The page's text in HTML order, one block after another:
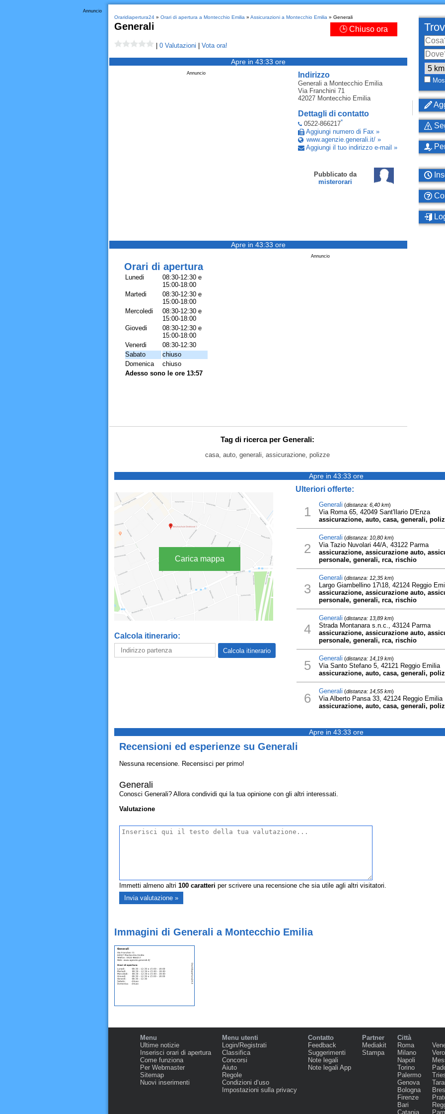
Annuncio
Oraridiapertura24» Orari di apertura a Montecchio Emilia » Assicurazioni a Montecchio Emilia » Generali
Generali 🕒 Chiuso ora
0 Valutazioni Vota ora!
Apre in 43:33 ore
Indirizzo
Generali a Montecchio Emilia
Via Franchini 71
42027 Montecchio Emilia
Dettagli di contatto
0522-866217*
Aggiungi numero di Fax »
www.agenzie.generali.it/ »
Aggiungi il tuo indirizzo e-mail »
Pubblicato da
misterorari
Annuncio
Apre in 43:33 ore
Annuncio
Orari di apertura
Lunedi
08:30-12:30 e
15:00-18:00
Martedi
08:30-12:30 e
15:00-18:00
Mercoledi
08:30-12:30 e
15:00-18:00
Giovedi
08:30-12:30 e
15:00-18:00
Venerdi
08:30-12:30
Sabato
chiuso
Domenica
chiuso
Adesso sono le ore 13:57
Tag di ricerca per Generali:
casa, auto, generali, assicurazione, polizze
Apre in 43:33 ore
Carica mappa
Calcola itinerario:
Ulteriori offerte:
1 Generali (distanza: 6,40 km)
Via Roma 65, 42049 Sant'Ilario D'Enza
assicurazione, auto, casa, generali,
2
Generali (distanza: 10,80 km)
Via Tazio Nuvolari 44/A, 43122 Parma
assicurazione, assicurazione auto,
personale, generali, rca, rischio
3
Generali (distanza: 12,35 km)
Largo Giambellino 17\18, 42124 Reggio
assicurazione, assicurazione auto,
personale, generali, rca, rischio
4
Generali (distanza: 13,89 km)
Strada Montanara s.n.c., 43124 Parma
assicurazione, assicurazione auto,
personale, generali, rca, rischio
5 Generali (distanza: 14,19 km)
Via Santo Stefano 5, 42121 Reggio Emilia
assicurazione, auto, casa, generali,
6 Generali (distanza: 14,55 km)
Via Alberto Pansa 33, 42124 Reggio Emilia
assicurazione, auto, casa, generali,
Apre in 43:33 ore
Recensioni ed esperienze su Generali
Nessuna recensione. Recensisci per primo!
Generali
Conosci Generali? Allora condividi qui la tua opinione con gli altri interessati.
Valutazione
Immetti almeno altri 100caratteri per scrivere una recensione che sia utile agli altri visitatori.
Immagini di Generali a Montecchio Emilia
Menu
Ultime notizie
Inserisci orari di apertura
Come funziona
Per Webmaster
Sitemap
Nuovi inserimenti
Menu utenti
Login/Registrati
Classifica
Concorsi
Aiuto
Regole
Condizioni d‘uso
Impostazioni sulla privacy
Contatto
Feedback
Suggerimenti
Note legali
Note legali App
Partner
Mediakit
Stampa
Città
Roma
Milano
Napoli
Torino
Palermo
Genova
Bologna
Firenze
Bari
Catania